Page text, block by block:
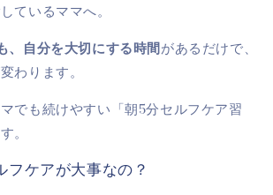
ているママへ。
、自分を大切にする時間があるだけで、
わります。
でも続けやすい「朝5分セルフケア習
。
フケアが大事なの？